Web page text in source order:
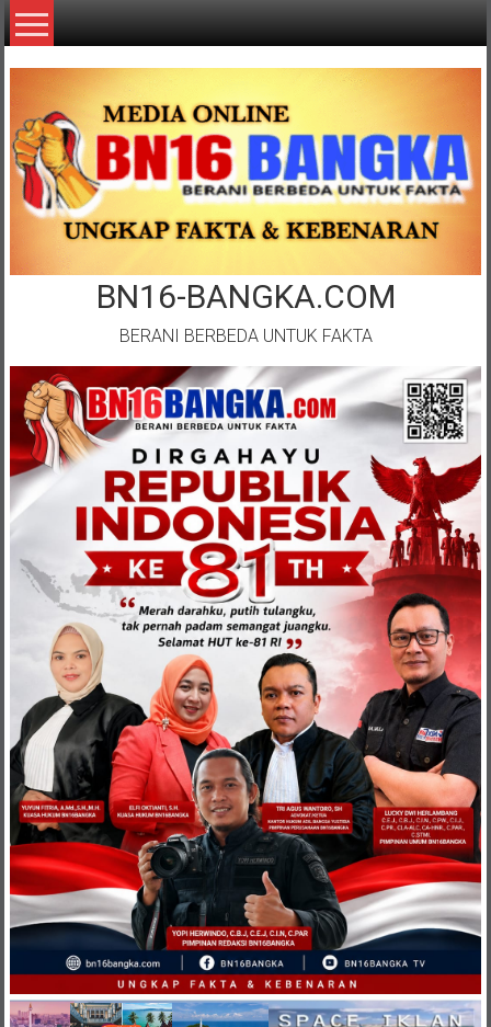
Lompat
ke
BN16-BANGKA.COM
BERANI BERBEDA UNTUK FAKTA